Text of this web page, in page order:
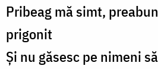
Pribeag mă simt,
prigonit
Și nu găsesc pe nimeni